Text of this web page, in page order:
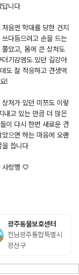
2
8
9
답니다
처음엔 학대를 당한 건지
쓰다듬으려고 손을 드는
쫄았고, 몸에 큰 상처도
더기감염도 있던 길강아
도 잘 적응하고 견생역
!
상처가 있던 미쯔도 이렇
내고 있는 만큼 더 많은
이 다시 한번 새로운 견
았으면 하는 마음에 오랜
을 씁니다
사랑행 ♡
광주동물보호센터
전남광주통합특별시
광산구